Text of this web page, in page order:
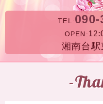
TEL: 090-
OPEN:
湘南台
-